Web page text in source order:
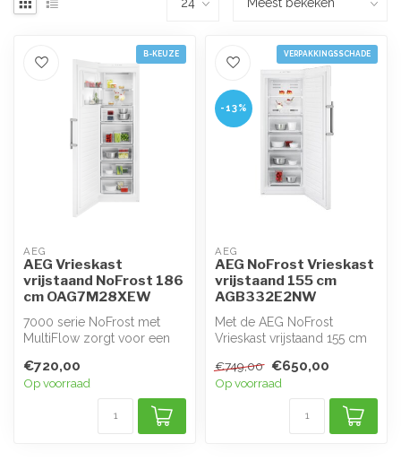
B-KEUZE
AEG
AEG Vrieskast
vrijstaand NoFrost 186
cm OAG7M28XEW
7000 serie NoFrost met
MultiFlow zorgt voor een
vochtigh...
€720,00
Op voorraad
VERPAKKINGSSCHADE
-13%
AEG
AEG NoFrost Vrieskast
vrijstaand 155 cm
AGB332E2NW
Met de AEG NoFrost
Vrieskast vrijstaand 155 cm
ijsvorming en ...
€749,00 €650,00
Op voorraad